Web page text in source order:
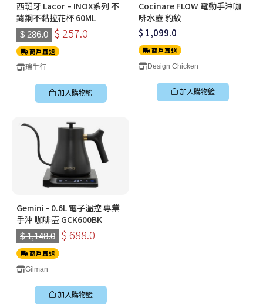
西班牙 Lacor – INOX系列 不
鏽鋼不黏拉花杯 60ML
$ 286.0 $ 257.0
商戶直送
瑞生行
加入購物籃
Cocinare FLOW 電動手沖咖
啡水壺 豹紋
$ 1,099.0
商戶直送
Design Chicken
加入購物籃
Gemini - 0.6L 電子溫控 專業
手沖 咖啡壸 GCK600BK
$ 1,148.0 $ 688.0
商戶直送
Gilman
加入購物籃